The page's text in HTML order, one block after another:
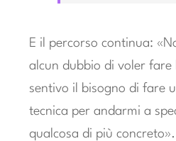
E il percorso continua:
alcun dubbio di voler fare
sentivo il bisogno di fare
tecnica per andarmi a
qualcosa di più concreto».